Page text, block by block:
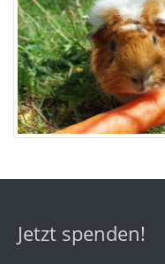
Jetzt spenden!